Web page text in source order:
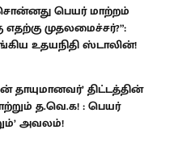
பெயர் மாற்றம்
எதற்கு முதலமைச்சர்?”:
உதயநிதி ஸ்டாலின்!
தாயுமானவர்’ திட்டத்தின்
த.வெ.க! : பெயர்
அவலம்!